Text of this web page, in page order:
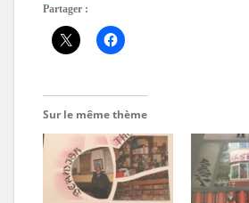
Partager :
Sur le même thème